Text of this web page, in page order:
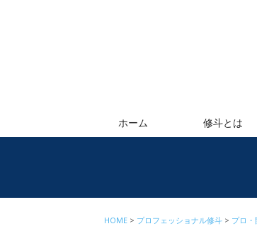
ホーム 修斗とは
HOME プロフェッショナル修斗 プロ・